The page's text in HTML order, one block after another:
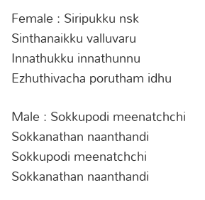
Female : Siripukku nsk
Sinthanaikku valluvaru
Innathukku innathunnu
Ezhuthivacha porutham idhu
Male : Sokkupodi meenatchchi
Sokkanathan naanthandi
Sokkupodi meenatchchi
Sokkanathan naanthandi